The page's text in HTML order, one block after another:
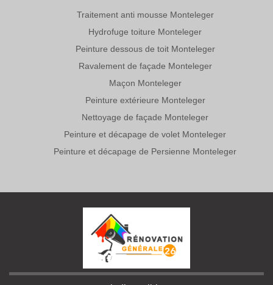
Traitement anti mousse Monteleger
Hydrofuge toiture Monteleger
Peinture dessous de toit Monteleger
Ravalement de façade Monteleger
Maçon Monteleger
Peinture extérieure Monteleger
Nettoyage de façade Monteleger
Peinture et décapage de volet Monteleger
Peinture et décapage de Persienne Monteleger